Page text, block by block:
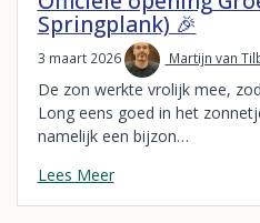
Springplank) 🎉
3 maart 2026 Martijn van
De zon werkte vrolijk mee,
Long eens goed in het
namelijk een bijzon…
Lees Meer